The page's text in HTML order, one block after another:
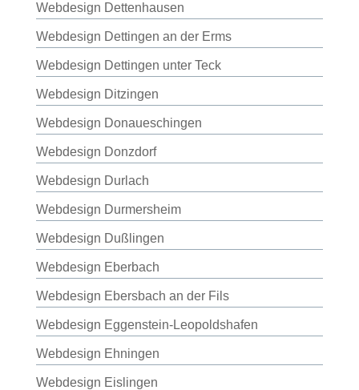
Webdesign Dettenhausen
Webdesign Dettingen an der Erms
Webdesign Dettingen unter Teck
Webdesign Ditzingen
Webdesign Donaueschingen
Webdesign Donzdorf
Webdesign Durlach
Webdesign Durmersheim
Webdesign Dußlingen
Webdesign Eberbach
Webdesign Ebersbach an der Fils
Webdesign Eggenstein-Leopoldshafen
Webdesign Ehningen
Webdesign Eislingen